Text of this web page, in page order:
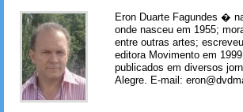
Eron Duarte Fagundes �
onde nasceu em 1955;
entre outras artes;
editora Movimento em
publicados em diversos
Alegre. E-mail: